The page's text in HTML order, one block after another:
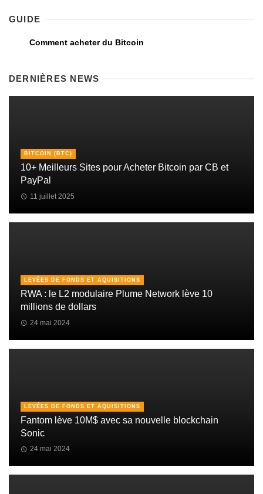
GUIDE
Comment acheter du Bitcoin
DERNIÈRES NEWS
BITCOIN (BTC)
10+ Meilleurs Sites pour Acheter Bitcoin par CB et
PayPal
11 juillet 2025
LEVÉES DE FONDS ET AQUISITIONS
RWA : le L2 modulaire Plume Network lève 10
millions de dollars
24 mai 2024
LEVÉES DE FONDS ET AQUISITIONS
Fantom lève 10M$ avec sa nouvelle blockchain
Sonic
24 mai 2024